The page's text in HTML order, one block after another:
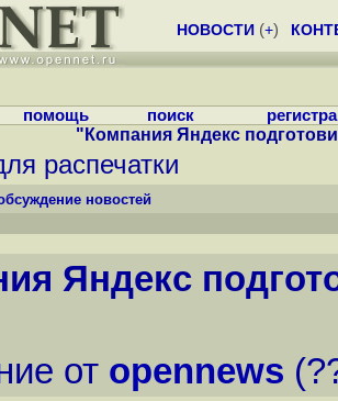
НОВОСТИ (+)
помощь поиск
"Компания Яндекс
распечатки
новостей
Яндекс
от opennews